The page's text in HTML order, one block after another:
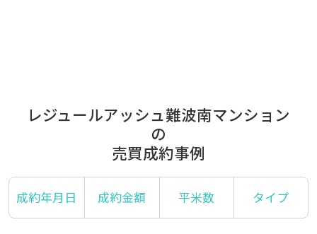
レジュールアッシュ難波南マンション
の
売買成約事例
成約年月日 成約金額 平米数 タイプ